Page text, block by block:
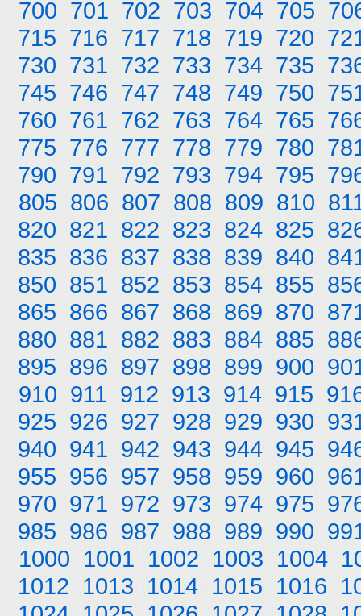
700 701 702 703 704 705
715 716 717 718 719 720
730 731 732 733 734 735
745 746 747 748 749 750
760 761 762 763 764 765
775 776 777 778 779 780
790 791 792 793 794 795
805 806 807 808 809 810
820 821 822 823 824 825
835 836 837 838 839 840
850 851 852 853 854 855
865 866 867 868 869 870
880 881 882 883 884 885
895 896 897 898 899 900
910 911 912 913 914 915
925 926 927 928 929 930
940 941 942 943 944 945
955 956 957 958 959 960
970 971 972 973 974 975
985 986 987 988 989 990
1000 1001 1002 1003 1004
1012 1013 1014 1015 1016